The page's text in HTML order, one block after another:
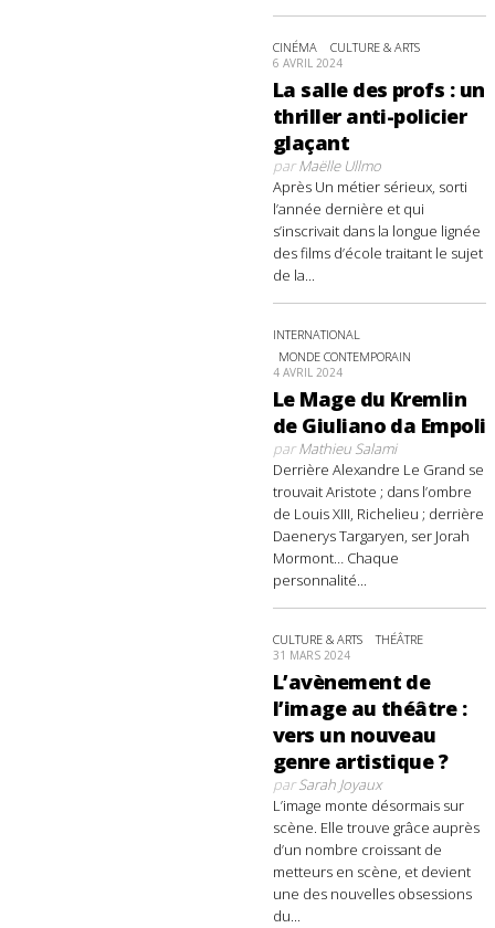
CINÉMA CULTURE & ARTS
6 AVRIL 2024
La salle des profs : un
thriller anti-policier
glaçant
parMaëlle Ullmo
Après Un métier sérieux, sorti
l’année dernière et qui
s’inscrivait dans la longue lignée
des films d’école traitant le sujet
de la...
INTERNATIONAL
MONDE CONTEMPORAIN
4 AVRIL 2024
Le Mage du Kremlin
de Giuliano da Empoli
parMathieu Salami
Derrière Alexandre Le Grand se
trouvait Aristote ; dans l’ombre
de Louis XIII, Richelieu ; derrière
Daenerys Targaryen, ser Jorah
Mormont… Chaque
personnalité...
CULTURE & ARTS THÉÂTRE
31 MARS 2024
L’avènement de
l’image au théâtre :
vers un nouveau
genre artistique ?
parSarah Joyaux
L’image monte désormais sur
scène. Elle trouve grâce auprès
d’un nombre croissant de
metteurs en scène, et devient
une des nouvelles obsessions
du...